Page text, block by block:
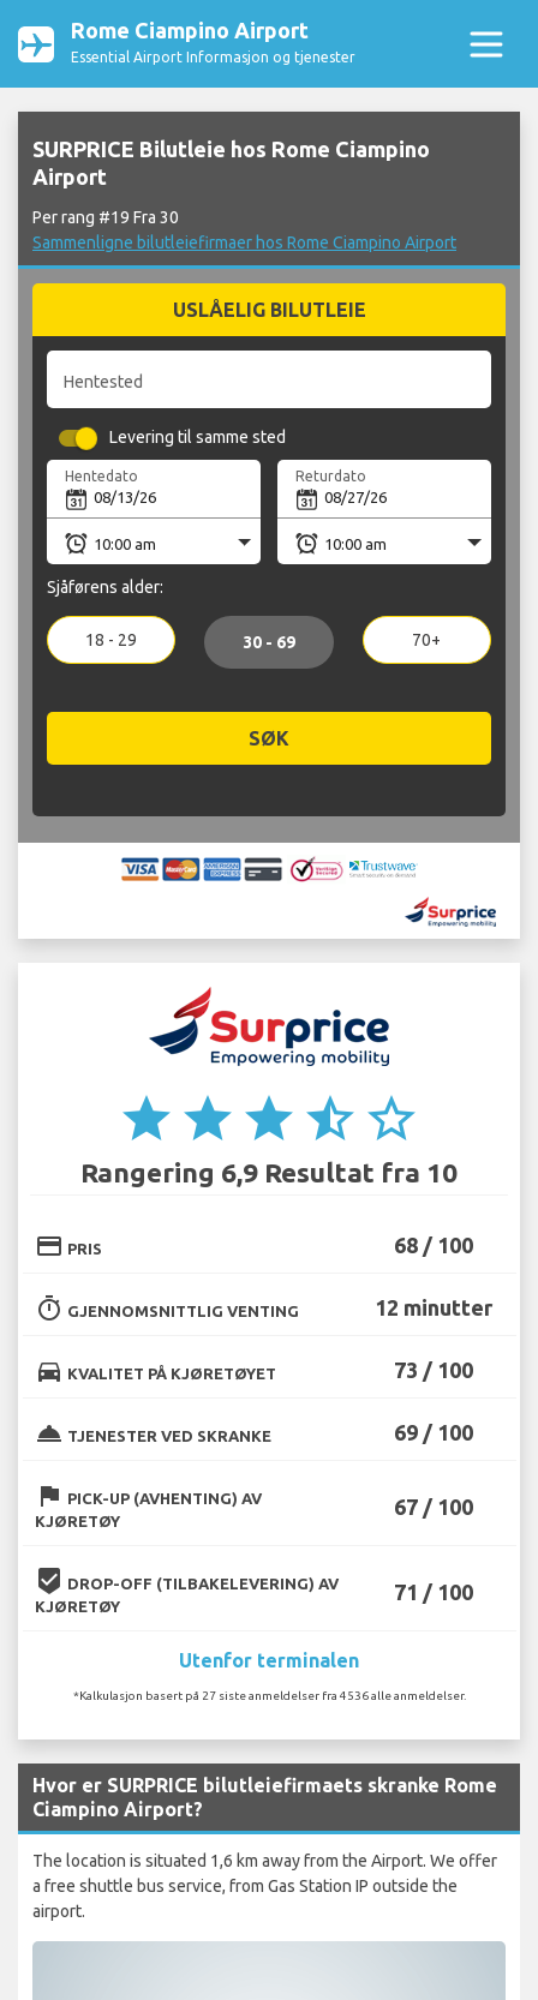
Rome Ciampino Airport
Essential Airport Informasjon og tjenester
SURPRICE Bilutleie hos Rome Ciampino
Airport
Per rang #19 Fra 30
Sammenligne bilutleiefirmaer hos Rome Ciampino Airport
USLÅELIG BILUTLEIE
Hentested
Levering til samme sted
Hentedato Returdato
Sjåførens alder:
18 - 29 30 - 69 70+
SØK
star star star star_half star_border
Rangering 6,9 Resultat fra 10
credit_card PRIS 68 / 100
timer GJENNOMSNITTLIG VENTING 12 minutter
directions_car KVALITET PÅ KJØRETØYET 73 / 100
room_service TJENESTER VED SKRANKE 69 / 100
flag PICK-UP (AVHENTING) AV
KJØRETØY
67 / 100
beenhere DROP-OFF (TILBAKELEVERING) AV
KJØRETØY
71 / 100
Utenfor terminalen
*Kalkulasjon basert på 27 siste anmeldelser fra 4536 alle anmeldelser.
Hvor er SURPRICE bilutleiefirmaets skranke Rome
Ciampino Airport?
The location is situated 1,6 km away from the Airport. We offer
a free shuttle bus service, from Gas Station IP outside the
airport.